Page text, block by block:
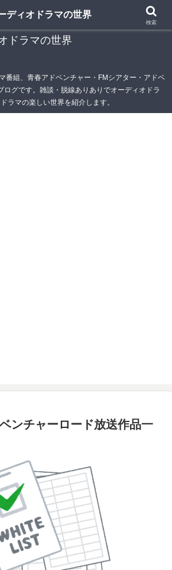
雑記帳～オーディオドラマ・ラジ
ドラマの世界
番組、青春アドベンチャー・FMシアター・アドベ
ログです。雑談・脱線ありありでオーディオドラ
ラマの楽しい世界を紹介します。
ンチャーロード放送作品一
ディオドラマの世界
検索